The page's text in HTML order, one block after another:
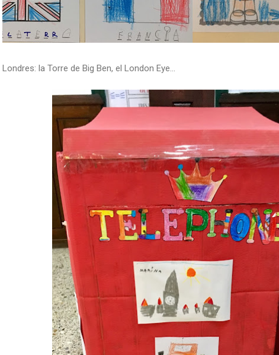
la Torre de Big Ben, el London Eye...